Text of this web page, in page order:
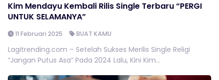
Kim Mendayu Kembali Rilis Single Terbaru “PERGI
UNTUK SELAMANYA”
11 Februari 2025 BUAT KAMU
Lagitrending.com – Setelah Sukses Merilis Single Religi
“Jangan Putus Asa” Pada 2024 Lalu, Kini Kim...